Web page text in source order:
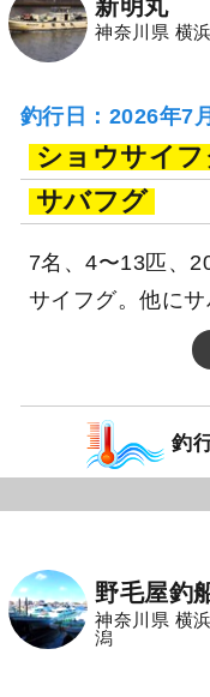
新明丸
神奈川県 横
釣行日：2026年7
ショウサイ
サバフグ
7名、4〜13匹、
サイフグ。他にサ
釣
野毛屋釣
神奈川県 横
潟